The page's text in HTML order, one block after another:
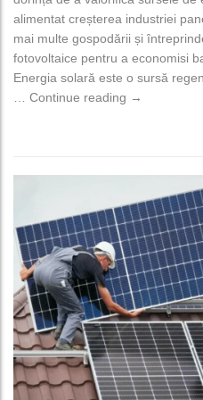
alimentat creșterea industriei
mai multe gospodării și
fotovoltaice pentru a economisi
Energia solară este o sursă
Continue reading Tipuri de
→